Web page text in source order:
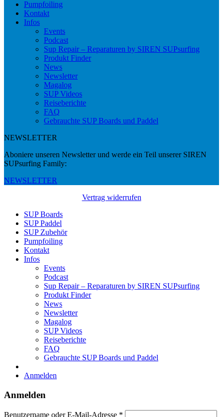
Pumpfoiling
Kontakt
Infos
Events
Podcast
Sup Repair – Reparaturen by SIREN SUPsurfing
Produkt Finder
News
Newsletter
Magalog
SUP Videos
Reiseberichte
FAQ
Gebrauchte SUP Boards und Paddel
NEWSLETTER
Aboniere unseren Newsletter und werde ein Teil unserer SIREN
SUPsurfing Family:
NEWSLETTER
Vertrag widerrufen
SUP Boards
SUP Paddel
SUP Zubehör
Pumpfoiling
Kontakt
Infos
Events
Podcast
Sup Repair – Reparaturen by SIREN SUPsurfing
Produkt Finder
News
Newsletter
Magalog
SUP Videos
Reiseberichte
FAQ
Gebrauchte SUP Boards und Paddel
Anmelden
Anmelden
Benutzername oder E-Mail-Adresse *